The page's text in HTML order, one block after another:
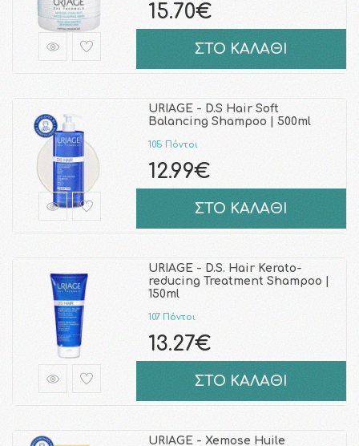
15.70€
ΣΤΟ ΚΑΛΑΘΙ
URIAGE - D.S Hair Soft
Balancing Shampoo | 500ml
105 Πόντοι
12.99€
ΣΤΟ ΚΑΛΑΘΙ
URIAGE - D.S. Hair Kerato-
reducing Treatment Shampoo |
150ml
107 Πόντοι
13.27€
ΣΤΟ ΚΑΛΑΘΙ
URIAGE - Xemose Huile